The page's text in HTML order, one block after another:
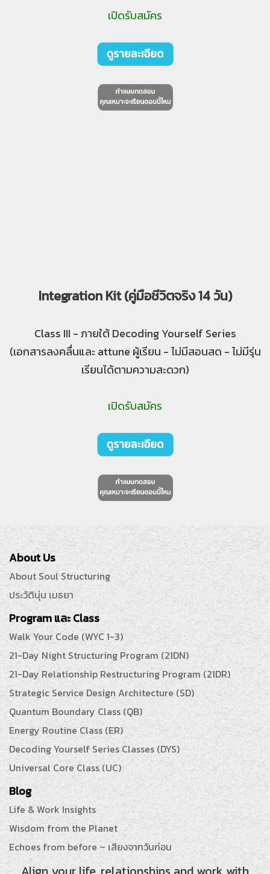
เปิดรับสมัคร
Integration Kit (คู่มือชีวิตจริง 14 วัน)
Class III - ภายใต้ Decoding Yourself Series
(เอกสารลงคลื่นและ attune ผู้เรียน - ไม่มีสอนสด - ไม่มีรุ่น
เรียนได้ตามความสะดวก)
เปิดรับสมัคร
About Us
About Soul Structuring
ประวัตินุ่น เมธยา
Program และ Class
Walk Your Code (WYC 1-3)
21-Day Night Structuring Program (21DN)
21-Day Relationship Restructuring Program (21DR)
Strategic Service Design Architecture (SD)
Quantum Boundary Class (QB)
Energy Routine Class (ER)
Decoding Yourself Series Classes (DYS)
Universal Core Class (UC)
Blog
Life & Work Insights
Wisdom from the Planet
Echoes from before ~ เสียงจากวันก่อน